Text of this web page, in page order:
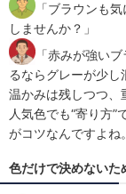
「ブラウンも
しませんか？」
「赤みが強い
るならグレーが少し
温かみは残しつつ、
人気色でも“寄り方
がコツなんですよね。
色だけで決めないた